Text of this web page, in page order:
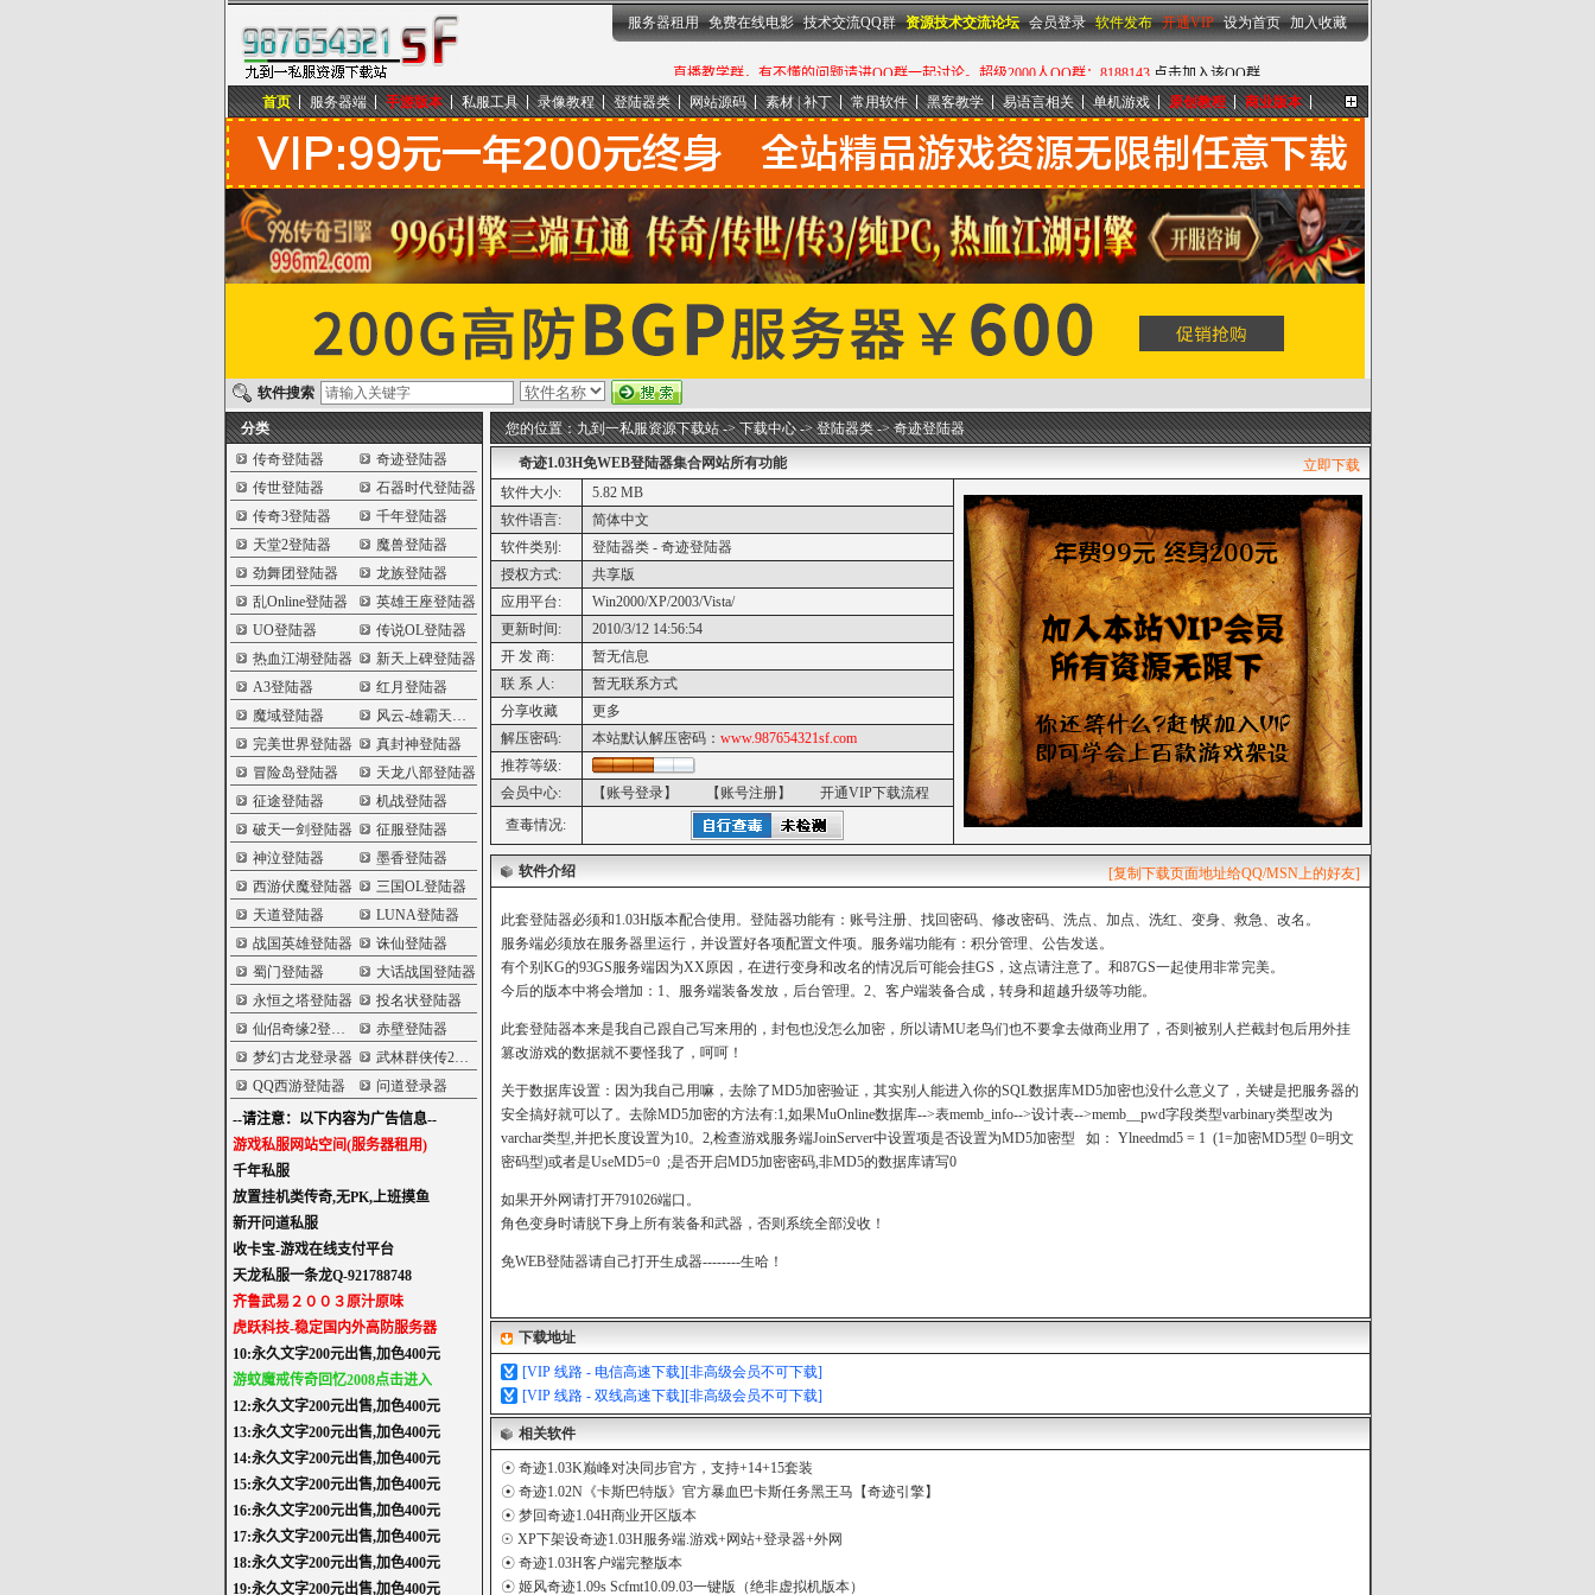
九到一私服资源下载站
设为首页|加入收藏
服务器租用 免费在线电影 技术交流QQ群 资源技术交流论坛 会员登录 软件发布 开通VIP 设为首页 加入收藏
更多...
首页 服务器端 手游版本 私服工具 录像教程 登陆器类 网站源码 素材 | 补丁 常用软件 黑客教学 易语言相关 单机游戏 原创教程 商业版本
软件搜索
分类
传奇登陆器
奇迹登陆器
传世登陆器
石器时代登陆器
传奇3登陆器
千年登陆器
天堂2登陆器
魔兽登陆器
劲舞团登陆器
龙族登陆器
乱Online登陆器
英雄王座登陆器
UO登陆器
传说OL登陆器
热血江湖登陆器
新天上碑登陆器
A3登陆器
红月登陆器
魔域登陆器
风云-雄霸天下登陆器
完美世界登陆器
真封神登陆器
冒险岛登陆器
天龙八部登陆器
征途登陆器
机战登陆器
破天一剑登陆器
征服登陆器
神泣登陆器
墨香登陆器
西游伏魔登陆器
三国OL登陆器
天道登陆器
LUNA登陆器
战国英雄登陆器
诛仙登陆器
蜀门登陆器
大话战国登陆器
永恒之塔登陆器
投名状登陆器
仙侣奇缘2登陆器
赤壁登陆器
梦幻古龙登录器
武林群侠传2登陆器
QQ西游登陆器
问道登录器
您的位置：九到一私服资源下载站->下载中心->登陆器类->奇迹登陆器
立即下载
奇迹1.03H免WEB登陆器集合网站所有功能
软件大小:
5.82 MB
软件语言:
简体中文
软件类别:
登陆器类 - 奇迹登陆器
授权方式:
共享版
应用平台:
Win2000/XP/2003/Vista/
更新时间:
2010/3/12 14:56:54
开 发 商:
暂无信息
联 系 人:
暂无联系方式
分享收藏
更多
解压密码:
本站默认解压密码： www.987654321sf.com
推荐等级:
会员中心:
【账号登录】 【账号注册】
开通VIP下载流程
查毒情况:
[复制下载页面地址给QQ/MSN上的好友]
软件介绍
此套登陆器必须和1.03H版本配合使用。登陆器功能有：账号注册、找回密码、修改密码、洗点、加点、洗红、变身、救急、改名。
服务端必须放在服务器里运行，并设置好各项配置文件项。服务端功能有：积分管理、公告发送。
有个别KG的93GS服务端因为XX原因，在进行变身和改名的情况后可能会挂GS，这点请注意了。和87GS一起使用非常完美。
今后的版本中将会增加：1、服务端装备发放，后台管理。2、客户端装备合成，转身和超越升级等功能。
此套登陆器本来是我自己跟自己写来用的，封包也没怎么加密，所以请MU老鸟们也不要拿去做商业用了，否则被别人拦截封包后用外挂
篡改游戏的数据就不要怪我了，呵呵！
关于数据库设置：因为我自己用嘛，去除了MD5加密验证，其实别人能进入你的SQL数据库MD5加密也没什么意义了，关键是把服务器的
安全搞好就可以了。去除MD5加密的方法有:1,如果MuOnline数据库-->表memb_info-->设计表-->memb__pwd字段类型varbinary类型改为
varchar类型,并把长度设置为10。2,检查游戏服务端JoinServer中设置项是否设置为MD5加密型 如： Ylneedmd5 = 1 (1=加密MD5型 0=明文
密码型)或者是UseMD5=0 ;是否开启MD5加密密码,非MD5的数据库请写0
如果开外网请打开791026端口。
角色变身时请脱下身上所有装备和武器，否则系统全部没收！
免WEB登陆器请自己打开生成器--------生哈！
下载地址
[VIP 线路 - 电信高速下载][非高级会员不可下载]
[VIP 线路 - 双线高速下载][非高级会员不可下载]
相关软件
☉ 奇迹1.03K巅峰对决同步官方，支持+14+15套装
☉ 奇迹1.02N《卡斯巴特版》官方暴血巴卡斯任务黑王马【奇迹引擎】
☉ 梦回奇迹1.04H商业开区版本
☉ XP下架设奇迹1.03H服务端.游戏+网站+登录器+外网
☉ 奇迹1.03H客户端完整版本
☉ 姬风奇迹1.09s Scfmt10.09.03一键版（绝非虚拟机版本）